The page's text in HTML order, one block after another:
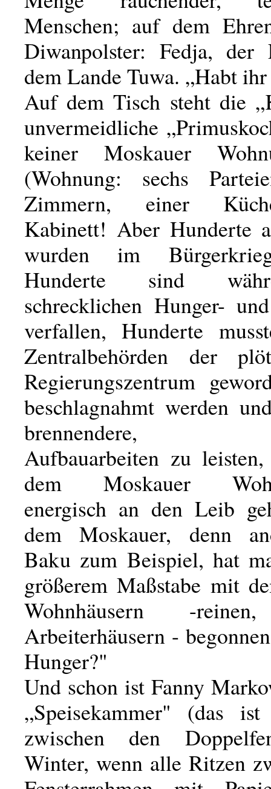
Menschen; auf dem
Diwanpolster: Fedja, der
dem Lande Tuwa. „Habt
Auf dem Tisch steht die
unvermeidliche
keiner Moskauer
(Wohnung: sechs
Zimmern, einer
Kabinett! Aber Hunderte
wurden im
Hunderte sind
schrecklichen Hunger-
verfallen, Hunderte
Zentralbehörden der
Regierungszentrum
beschlagnahmt werden
brennendere,
Aufbauarbeiten zu
dem Moskauer
energisch an den Leib
dem Moskauer, denn
Baku zum Beispiel, hat
größerem Maßstabe mit
Wohnhäusern -
Arbeiterhäusern -
Hunger?"
Und schon ist Fanny
„Speisekammer" (das
zwischen den
Winter, wenn alle Ritzen